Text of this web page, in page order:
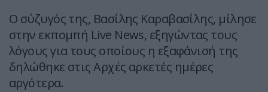
Ο σύζυγός της, Βασίλης Καραβασίλης, μίλησε
στην εκπομπή Live News, εξηγώντας τους
λόγους για τους οποίους η εξαφάνισή της
δηλώθηκε στις Αρχές αρκετές ημέρες
αργότερα.